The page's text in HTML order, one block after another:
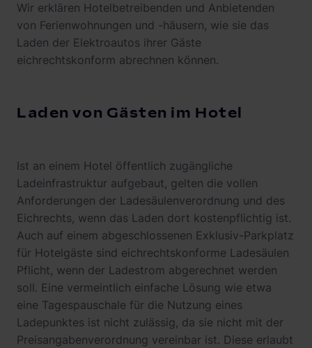
Wir erklären Hotelbetreibenden und Anbietenden
von Ferienwohnungen und -häusern, wie sie das
Laden der Elektroautos ihrer Gäste
eichrechtskonform abrechnen können.
Laden von Gästen im Hotel
Ist an einem Hotel öffentlich zugängliche
Ladeinfrastruktur aufgebaut, gelten die vollen
Anforderungen der Ladesäulenverordnung und des
Eichrechts, wenn das Laden dort kostenpflichtig ist.
Auch auf einem abgeschlossenen Exklusiv-Parkplatz
für Hotelgäste sind eichrechtskonforme Ladesäulen
Pflicht, wenn der Ladestrom abgerechnet werden
soll. Eine vermeintlich einfache Lösung wie etwa
eine Tagespauschale für die Nutzung eines
Ladepunktes ist nicht zulässig, da sie nicht mit der
Preisangabenverordnung vereinbar ist. Diese erlaubt